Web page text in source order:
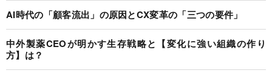
AI時代の「顧客流出」の原因とCX変革の「三つの要件」
中外製薬CEOが明かす生存戦略と【変化に強い組織の作り
方】は？